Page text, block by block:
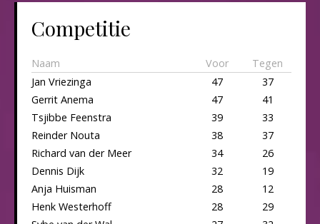
Competitie
Naam Voor
Tegen
Jan Vriezinga
47
37
Gerrit Anema
47
41
Tsjibbe Feenstra
39
33
Reinder Nouta
38
37
Richard van der Meer
34
26
Dennis Dijk
32
19
Anja Huisman
28
12
Henk Westerhoff
28
29